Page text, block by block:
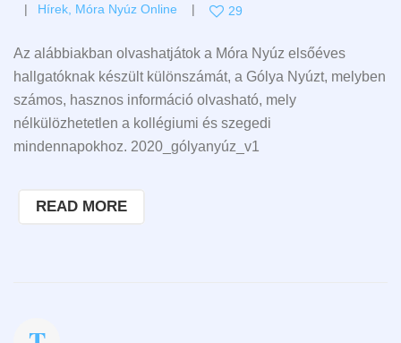
Hírek Móra Nyúz Online 29
Az alábbiakban olvashatjátok a Móra Nyúz elsőéves
hallgatóknak készült különszámát, a Gólya Nyúzt, melyben
számos, hasznos információ olvasható, mely
nélkülözhetetlen a kollégiumi és szegedi
mindennapokhoz. 2020_gólyanyúz_v1
READ MORE